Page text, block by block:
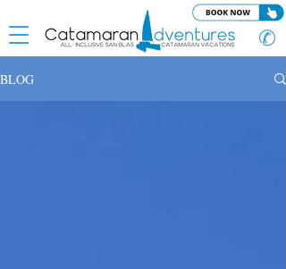
✆
BLOG